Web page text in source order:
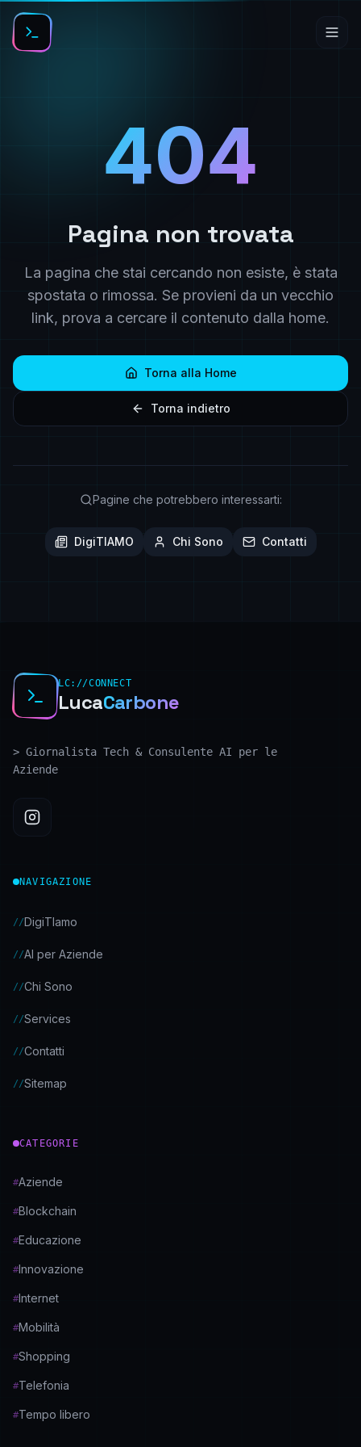
404
Pagina non trovata
La pagina che stai cercando non esiste, è stata
spostata o rimossa. Se provieni da un vecchio
link, prova a cercare il contenuto dalla home.
Torna alla Home
Torna indietro
Pagine che potrebbero interessarti:
DigiTIAMO Chi Sono Contatti
LC://CONNECT
LucaCarbone
> Giornalista Tech & Consulente AI per le
Aziende
NAVIGAZIONE
//DigiTIamo
//AI per Aziende
//Chi Sono
//Services
//Contatti
//Sitemap
CATEGORIE
#Aziende
#Blockchain
#Educazione
#Innovazione
#Internet
#Mobilità
#Shopping
#Telefonia
#Tempo libero